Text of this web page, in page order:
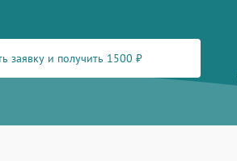
заявку и получить 1500 ₽